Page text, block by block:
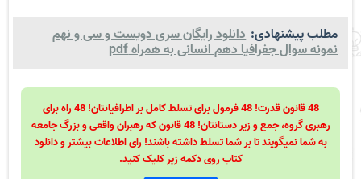
مطلب پیشنهادی: دانلود رایگان سری دویست و سی و نهم
نمونه سوال جفرافیا دهم انسانی به همراه pdf
48 قانون قدرت! 48 فرمول برای تسلط کامل بر اطرافیانتان! 48 راه برای
رهبری گروه، جمع و زیر دستانتان! 48 قانون که رهبران واقعی و بزرگ جامعه
به شما نمیگویند تا بر شما تسلط داشته باشند! رای اطلاعات بیشتر و دانلود
کتاب روی دکمه زیر کلیک کنید.